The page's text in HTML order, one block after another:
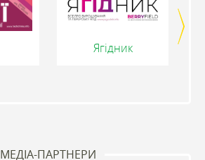
Ягідник
МЕДІА-ПАРТНЕРИ